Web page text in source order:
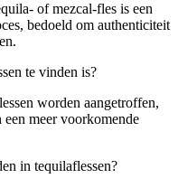
of mezcal-fles is een
bedoeld om authenticiteit
te vinden is?
worden aangetroffen,
meer voorkomende
in tequilaflessen?